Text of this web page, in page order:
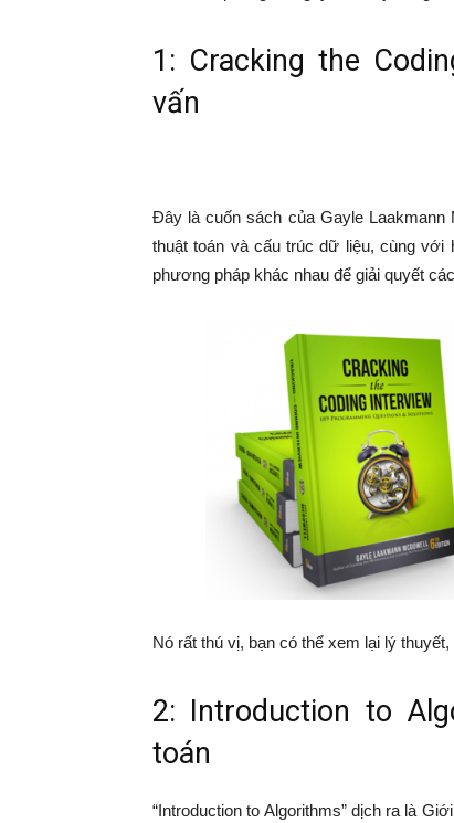
1: Cracking the
vấn
Đây là cuốn sách của Gayle
thuật toán và cấu trúc dữ liệu, cùng
phương pháp khác nhau để giải quyết
Nó rất thú vị, bạn có thể xem lại lý
2: Introduction to
toán
“Introduction to Algorithms” dịch ra là